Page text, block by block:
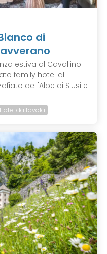
di
estiva al Cavallino
family hotel al
dell'Alpe di Siusi e
Hotel da favola